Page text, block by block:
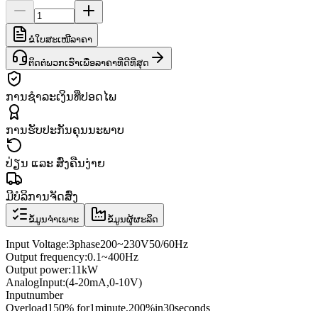
ຂໍໃບສະເໜີລາຄາ
ຕິດຕໍ່ພວກເຮົາເພື່ອລາຄາທີ່ດີທີ່ສຸດ
ການຊຳລະເງິນທີ່ປອດໄພ
ການຮັບປະກັນຄຸນນະພາບ
ປ່ຽນ ແລະ ສົ່ງຄືນງ່າຍ
ມີບໍລິການຈັດສົ່ງ
ຂໍ້ມູນຈຳເພາະ ຂໍ້ມູນຜູ້ຜະລິດ
Input Voltage:3phase200~230V50/60Hz
Output frequency:0.1~400Hz
Output power:11kW
AnalogInput:(4-20mA,0-10V)
Inputnumber
Overload150% for1minute,200%in30seconds